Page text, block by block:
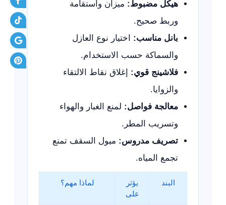
هيكل مضبوط: ميزان واستقامة
وربط صحيح.
بانل مناسب: اختيار نوع العازل
والسماكة حسب الاستخدام.
فلاشينج قوي: إغلاق نقاط الالتقاء
والزوايا.
معالجة فواصل: لمنع الغبار والهواء
وتسريب المطر.
تصريف مدروس: ميول السقف تمنع
تجمع المياه.
البند
يؤثر
على
لماذا مهم؟